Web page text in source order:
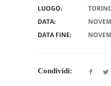
LUOGO:
DATA:
DATA FINE:
Condividi: